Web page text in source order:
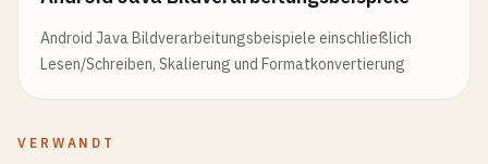
Android Java Bildverarbeitungsbeispiele einschließlich
Lesen/Schreiben, Skalierung und Formatkonvertierung
VERWANDT